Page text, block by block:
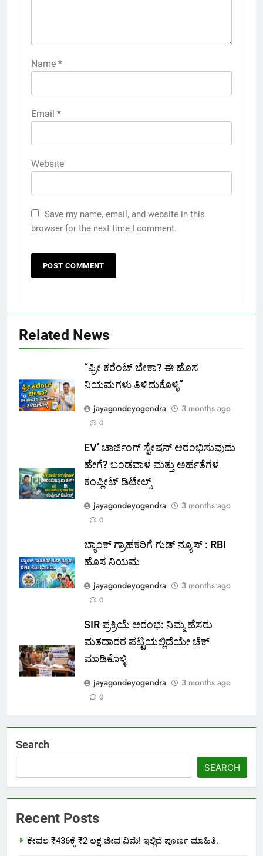
Name *
Email *
Website
Save my name, email, and website in this
browser for the next time I comment.
Related News
“ಫ್ರೀ ಕರೆಂಟ್‌ ಬೇಕಾ? ಈ ಹೊಸ
ನಿಯಮಗಳು ತಿಳಿದುಕೊಳ್ಳಿ”
jayagondeyogendra
3 months ago
0
EV’ ಚಾರ್ಜಿಂಗ್ ಸ್ಟೇಷನ್ ಆರಂಭಿಸುವುದು
ಹೇಗೆ? ಬಂಡವಾಳ ಮತ್ತು ಅರ್ಹತೆಗಳ
ಕಂಪ್ಲೀಟ್ ಡಿಟೇಲ್ಸ್
jayagondeyogendra
3 months ago
0
ಬ್ಯಾಂಕ್ ಗ್ರಾಹಕರಿಗೆ ಗುಡ್ ನ್ಯೂಸ್ : RBI
ಹೊಸ ನಿಯಮ
jayagondeyogendra
3 months ago
0
SIR ಪ್ರಕ್ರಿಯೆ ಆರಂಭ: ನಿಮ್ಮ ಹೆಸರು
ಮತದಾರರ ಪಟ್ಟಿಯಲ್ಲಿದೆಯೇ ಚೆಕ್
ಮಾಡಿಕೊಳ್ಳಿ
jayagondeyogendra
3 months ago
0
Search
SEARCH
Recent Posts
ಕೇವಲ ₹436ಕ್ಕೆ ₹2 ಲಕ್ಷ ಜೀವ ವಿಮೆ! ಇಲ್ಲಿದೆ ಪೂರ್ಣ ಮಾಹಿತಿ.